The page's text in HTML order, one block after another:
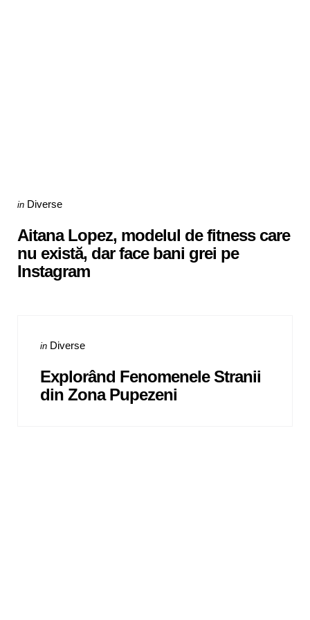
Categories
Posted
in Diverse
Aitana Lopez, modelul de fitness care
nu există, dar face bani grei pe
Instagram
Categories
Posted
in Diverse
Explorând Fenomenele Stranii
din Zona Pupezeni